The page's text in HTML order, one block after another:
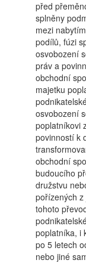
před
splněny
mezi
podílů, fúzi
osvobození
práv a
obchodní
majetku
osvobození
poplatníkovi
povinností k
obchodní
budoucího
družstvu
pořízených
tohoto
poplatníka, i
po 5 letech
nebo jiné